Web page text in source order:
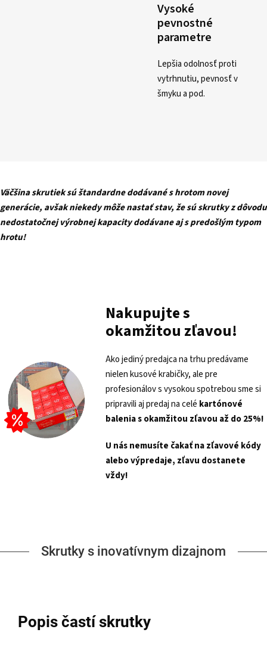
Vysoké
pevnostné
parametre
Lepšia odolnosť proti
vytrhnutiu, pevnosť v
šmyku a pod.
Väčšina skrutiek sú štandardne dodávané s hrotom novej
generácie, avšak niekedy môže nastať stav, že sú skrutky z dôvodu
nedostatočnej výrobnej kapacity dodávane aj s predošlým typom
hrotu!
Nakupujte s
okamžitou zľavou!
Ako jediný predajca na trhu predávame
nielen kusové krabičky, ale pre
profesionálov s vysokou spotrebou sme si
pripravili aj predaj na celé kartónové
balenia sokamžitou zľavou až do 25%!
U nás nemusíte čakať na zľavové kódy
alebo výpredaje, zľavu dostanete
vždy!
Skrutky s inovatívnym dizajnom
Popis častí skrutky